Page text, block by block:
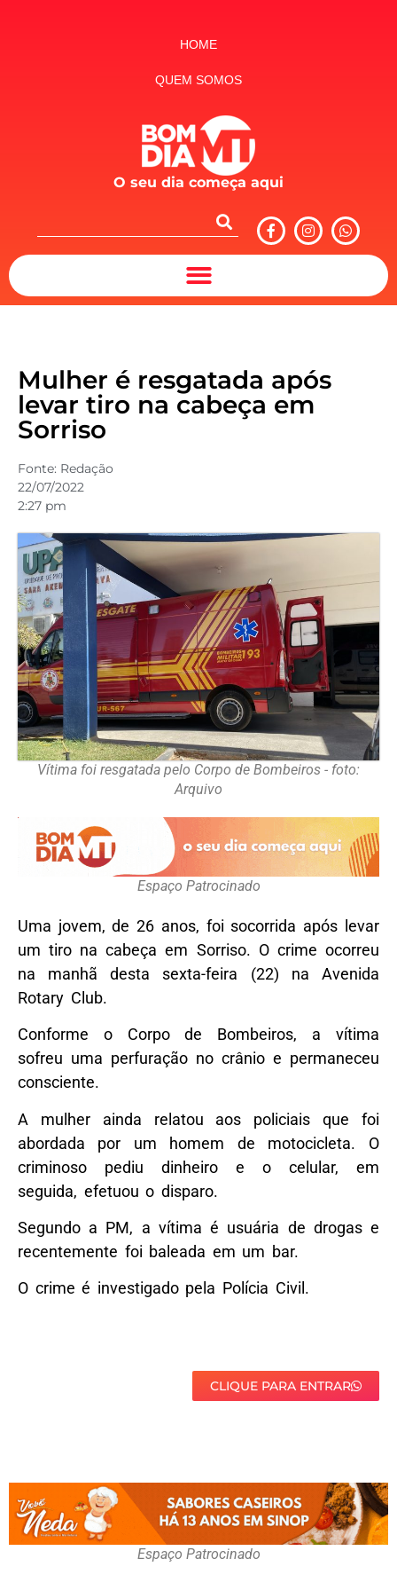
HOME
QUEM SOMOS
O seu dia começa aqui
Mulher é resgatada após
levar tiro na cabeça em
Sorriso
Fonte: Redação
22/07/2022
2:27 pm
Vítima foi resgatada pelo Corpo de Bombeiros - foto:
Arquivo
Espaço Patrocinado
Uma jovem, de 26 anos, foi socorrida após levar
um tiro na cabeça em Sorriso. O crime ocorreu
na manhã desta sexta-feira (22) na Avenida
Rotary Club.
Conforme o Corpo de Bombeiros, a vítima
sofreu uma perfuração no crânio e permaneceu
consciente.
A mulher ainda relatou aos policiais que foi
abordada por um homem de motocicleta. O
criminoso pediu dinheiro e o celular, em
seguida, efetuou o disparo.
Segundo a PM, a vítima é usuária de drogas e
recentemente foi baleada em um bar.
O crime é investigado pela Polícia Civil.
CLIQUE PARA ENTRAR
Espaço Patrocinado